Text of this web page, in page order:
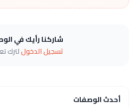
شاركنا رأيك في
تسجيل الدخوللترك
أحدث الوصفات